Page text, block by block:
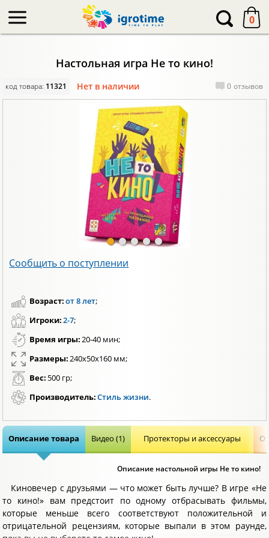
0
Настольная игра Не то кино!
код товара: 11321 Нет в наличии 0 отзывов
Сообщить о поступлении
Возраст:от 8 лет;
Игроки:2-7;
Время игры:20-40 мин;
Размеры:240x50x160 мм;
Вес: 500 гр;
Производитель:Стиль жизни.
Описание товара Видео (1) Протекторы и аксессуары
Описание настольной игры Не то кино!
Киновечер с друзьями — что может быть лучше? В игре «Не
то кино!» вам предстоит по одному отбрасывать фильмы,
которые меньше всего соответствуют положительной и
отрицательной рецензиям, которые выпали в этом раунде,